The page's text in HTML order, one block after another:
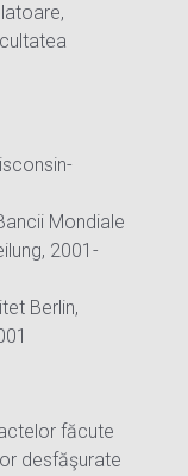
Mondiale
2001-
Berlin,
făcute
desfăşurate